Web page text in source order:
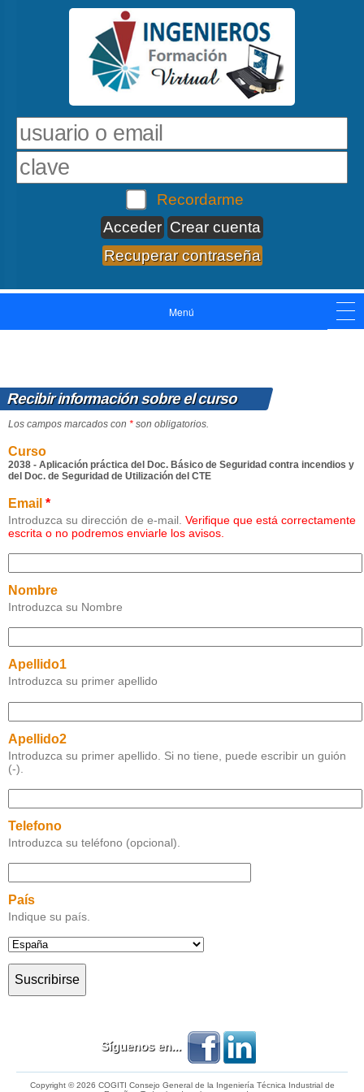
Recordarme
Crear cuenta
Recuperar contraseña
Menú
Recibir información sobre el curso
Los campos marcados con * son obligatorios.
Curso
2038 - Aplicación práctica del Doc. Básico de Seguridad contra incendios y
del Doc. de Seguridad de Utilización del CTE
Email *
Introduzca su dirección de e-mail. Verifique que está correctamente
escrita o no podremos enviarle los avisos.
Nombre
Introduzca su Nombre
Apellido1
Introduzca su primer apellido
Apellido2
Introduzca su primer apellido. Si no tiene, puede escribir un guión
(-).
Telefono
Introduzca su teléfono (opcional).
País
Indique su país.
Síguenos en...
Copyright © 2026 COGITI Consejo General de la Ingeniería Técnica Industrial de